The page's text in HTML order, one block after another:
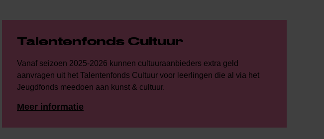
Talentenfonds Cultuur
Vanaf seizoen 2025-2026 kunnen cultuuraanbieders extra geld
aanvragen uit het Talentenfonds Cultuur voor leerlingen die al via het
Jeugdfonds meedoen aan kunst & cultuur.
Meer informatie